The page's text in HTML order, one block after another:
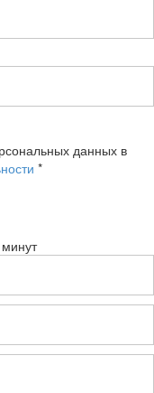
данных в
*